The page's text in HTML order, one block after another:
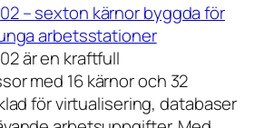
– sexton kärnor byggda för
arbetsstationer
är en kraftfull
med 16 kärnor och 32
för virtualisering, databaser